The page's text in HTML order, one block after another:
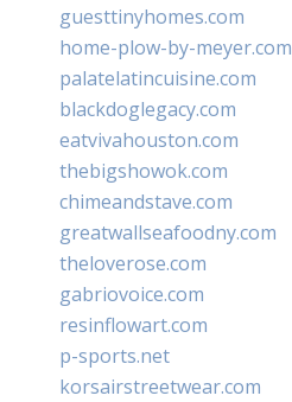
guesttinyhomes.com
home-plow-by-meyer.com
palatelatincuisine.com
blackdoglegacy.com
eatvivahouston.com
thebigshowok.com
chimeandstave.com
greatwallseafoodny.com
theloverose.com
gabriovoice.com
resinflowart.com
p-sports.net
korsairstreetwear.com